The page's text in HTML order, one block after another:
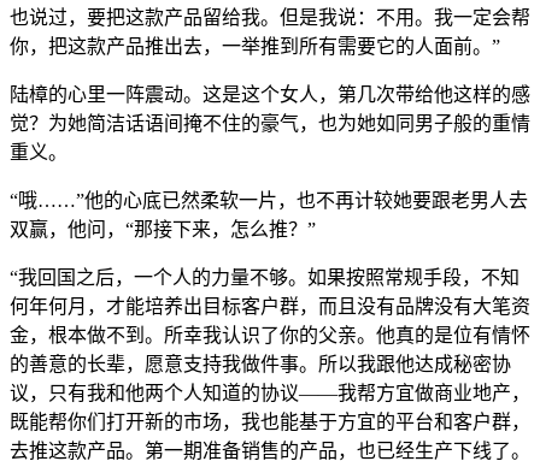
也说过，要把这款产品留给我。但是我说：不用。我一定会帮
你，把这款产品推出去，一举推到所有需要它的人面前。”
陆樟的心里一阵震动。这是这个女人，第几次带给他这样的感
觉？为她简洁话语间掩不住的豪气，也为她如同男子般的重情
重义。
“哦……”他的心底已然柔软一片，也不再计较她要跟老男人去
双赢，他问，“那接下来，怎么推？”
“我回国之后，一个人的力量不够。如果按照常规手段，不知
何年何月，才能培养出目标客户群，而且没有品牌没有大笔资
金，根本做不到。所幸我认识了你的父亲。他真的是位有情怀
的善意的长辈，愿意支持我做件事。所以我跟他达成秘密协
议，只有我和他两个人知道的协议——我帮方宜做商业地产，
既能帮你们打开新的市场，我也能基于方宜的平台和客户群，
去推这款产品。第一期准备销售的产品，也已经生产下线了。